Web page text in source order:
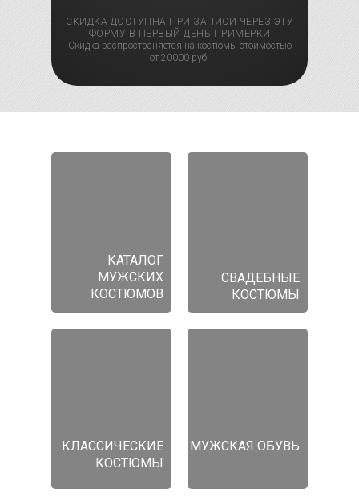
СКИДКА ДОСТУПНА ПРИ ЗАПИСИ ЧЕРЕЗ ЭТУ
ФОРМУ В ПЕРВЫЙ ДЕНЬ ПРИМЕРКИ
Скидка распространяется на костюмы стоимостью
от 20000 руб.
КАТАЛОГ
МУЖСКИХ
КОСТЮМОВ
СВАДЕБНЫЕ
КОСТЮМЫ
КЛАССИЧЕСКИЕ
КОСТЮМЫ
МУЖСКАЯ ОБУВЬ